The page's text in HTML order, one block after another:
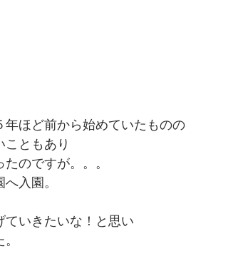
ほど前から始めていたものの
ともあり
のですが。。。
入園。
ていきたいな！と思い